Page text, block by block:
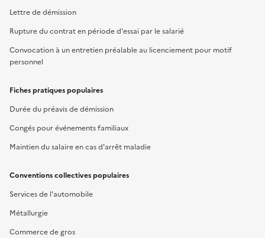
Lettre de démission
Rupture du contrat en période d'essai par le salarié
Convocation à un entretien préalable au licenciement pour motif
personnel
Fiches pratiques populaires
Durée du préavis de démission
Congés pour événements familiaux
Maintien du salaire en cas d'arrêt maladie
Conventions collectives populaires
Services de l'automobile
Métallurgie
Commerce de gros